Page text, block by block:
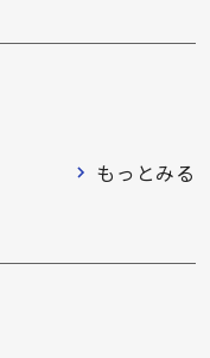
もっとみる